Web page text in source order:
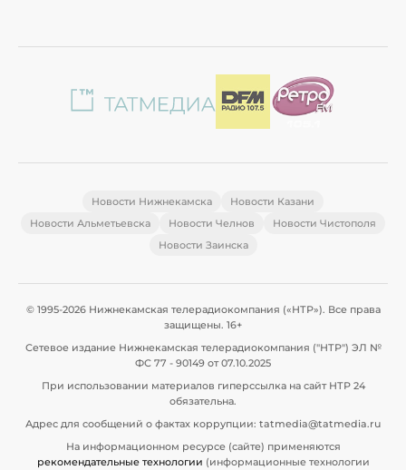
Новости Нижнекамска
Новости Казани
Новости Альметьевска
Новости Челнов
Новости Чистополя
Новости Заинска
© 1995-2026 Нижнекамская телерадиокомпания («НТР»). Все права
защищены. 16+
Сетевое издание Нижнекамская телерадиокомпания ("НТР") ЭЛ №
ФС 77 - 90149 от 07.10.2025
При использовании материалов гиперссылка на сайт НТР 24
обязательна.
Адрес для сообщений о фактах коррупции: tatmedia@tatmedia.ru
На информационном ресурсе (сайте) применяются
рекомендательные технологии (информационные технологии